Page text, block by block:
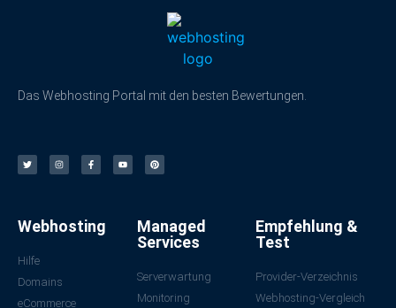
Das Webhosting Portal mit den besten Bewertungen.
Webhosting
Hilfe
Domains
eCommerce
Managed
Services
Serverwartung
Monitoring
Empfehlung &
Test
Provider-Verzeichnis
Webhosting-Vergleich